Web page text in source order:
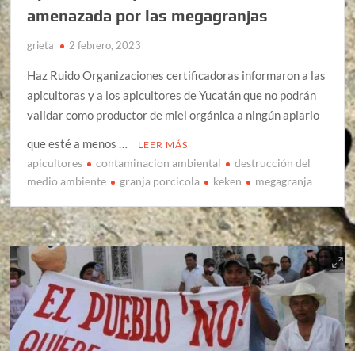
amenazada por las megagranjas
grieta 2 febrero, 2023
Haz Ruido Organizaciones certificadoras informaron a las
apicultoras y a los apicultores de Yucatán que no podrán
validar como productor de miel orgánica a ningún apiario
que esté a menos …
LEER MÁS
apicultores contaminacion ambiental
destrucción del
medio ambiente
granja porcicola keken megagranja